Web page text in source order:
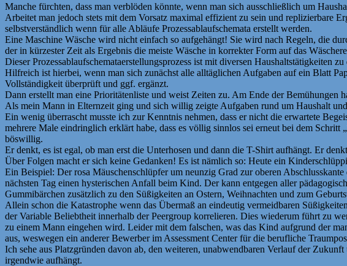
Manche fürchten, dass man verblöden könnte, wenn man sich ausschließlich um
Arbeitet man jedoch stets mit dem Vorsatz maximal effizient zu sein und replizierbare
selbstverständlich wenn für alle Abläufe Prozessablaufschemata erstellt werden.
Eine Maschine Wäsche wird nicht einfach so aufgehängt! Sie wird nach Regeln, die
der in kürzester Zeit als Ergebnis die meiste Wäsche in korrekter Form auf das
Dieser Prozessablaufschemataerstellungsprozess ist mit diversen Haushaltstätigkeiten
Hilfreich ist hierbei, wenn man sich zunächst alle alltäglichen Aufgaben auf ein Blatt
Vollständigkeit überprüft und ggf. ergänzt.
Dann erstellt man eine Prioritätenliste und weist Zeiten zu. Am Ende der
Als mein Mann in Elternzeit ging und sich willig zeigte Aufgaben rund um Haushalt
Ein wenig überrascht musste ich zur Kenntnis nehmen, dass er nicht die erwartete
mehrere Male eindringlich erklärt habe, dass es völlig sinnlos sei erneut bei dem
böswillig.
Er denkt, es ist egal, ob man erst die Unterhosen und dann die T-Shirt aufhängt. Er
Über Folgen macht er sich keine Gedanken! Es ist nämlich so: Heute ein
Ein Beispiel: Der rosa Mäuschenschlüpfer um neunzig Grad zur oberen
nächsten Tag einen hysterischen Anfall beim Kind. Der kann entgegen aller
Gummibärchen zusätzlich zu den Süßigkeiten an Ostern, Weihnachten und zum
Allein schon die Katastrophe wenn das Übermaß an eindeutig vermeidbaren
der Variable Beliebtheit innerhalb der Peergroup korrelieren. Dies wiederum führt zu
zu einem Mann eingehen wird. Leider mit dem falschen, was das Kind aufgrund der
aus, weswegen ein anderer Bewerber im Assessment Center für die berufliche
Ich sehe aus Platzgründen davon ab, den weiteren, unabwendbaren Verlauf der
irgendwie aufhängt.